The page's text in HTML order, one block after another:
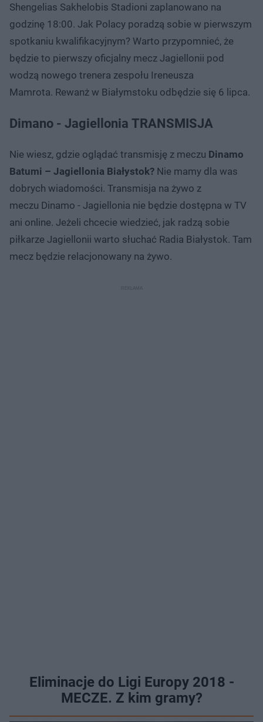
Shengelias Sakhelobis Stadioni zaplanowano na
godzinę 18:00. Jak Polacy poradzą sobie w pierwszym
spotkaniu kwalifikacyjnym? Warto przypomnieć, że
będzie to pierwszy oficjalny mecz Jagiellonii pod
wodzą nowego trenera zespołu Ireneusza
Mamrota. Rewanż w Białymstoku odbędzie się 6 lipca.
Dimano - Jagiellonia TRANSMISJA
Nie wiesz, gdzie oglądać transmisję z meczu Dinamo
Batumi – Jagiellonia Białystok? Nie mamy dla was
dobrych wiadomości. Transmisja na żywo z
meczu Dinamo - Jagiellonia nie będzie dostępna w TV
ani online. Jeżeli chcecie wiedzieć, jak radzą sobie
piłkarze Jagiellonii warto słuchać Radia Białystok. Tam
mecz będzie relacjonowany na żywo.
Eliminacje do Ligi Europy 2018 -
MECZE. Z kim gramy?